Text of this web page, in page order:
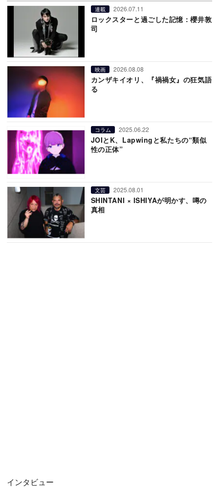
連載 2026.07.11
ロックスターと過ごした記憶：櫻井敦
司
映画 2026.08.08
カンザキイオリ、『禍禍女』の狂気語
る
コラム 2025.06.22
JOIとK、Lapwingと私たちの“類似
性の正体”
文芸 2025.08.01
SHINTANI × ISHIYAが明かす、噂の
真相
インタビュー